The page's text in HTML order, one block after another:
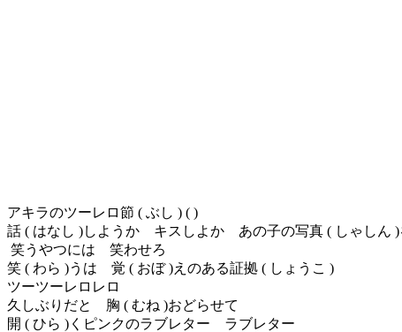
アキラのツーレロ節 ( ぶし ) ( )
話 ( はなし )しようか キスしよか あの子の写真 ( しゃしん )
笑うやつには 笑わせろ
笑 ( わら )うは 覚 ( おぼ)えのある証拠 ( しょうこ )
ツーツーレロレロ
久しぶりだと 胸 ( むね )おどらせて
開 ( ひら ) くピンクのラブレター ラブレター